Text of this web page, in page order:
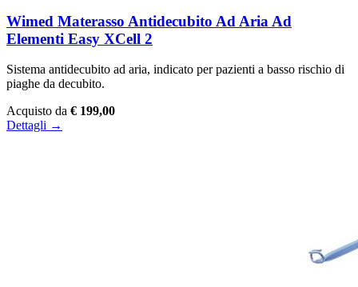
Wimed Materasso Antidecubito Ad Aria Ad
Elementi Easy XCell 2
Sistema antidecubito ad aria, indicato per pazienti a basso rischio di
piaghe da decubito.
Acquisto da € 199,00
Dettagli →